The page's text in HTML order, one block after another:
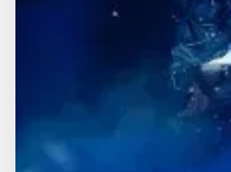
Площадки